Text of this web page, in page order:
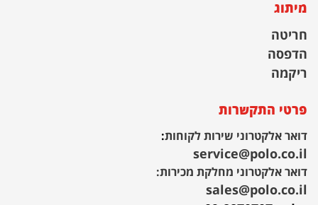
מיתוג
חריטה
הדפסה
ריקמה
פרטי התקשרות
דואר אלקטרוני שירות לקוחות:
service@polo.co.il
דואר אלקטרוני מחלקת מכירות:
sales@polo.co.il